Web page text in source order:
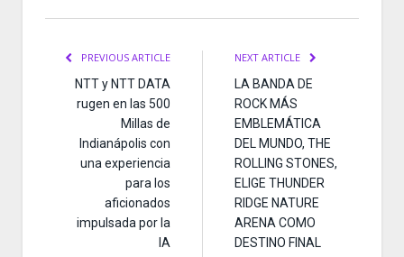
PREVIOUS ARTICLE
NTT y NTT DATA
rugen en las 500
Millas de
Indianápolis con
una experiencia
para los
aficionados
impulsada por la
IA
NEXT ARTICLE
LA BANDA DE
ROCK MÁS
EMBLEMÁTICA
DEL MUNDO, THE
ROLLING STONES,
ELIGE THUNDER
RIDGE NATURE
ARENA COMO
DESTINO FINAL